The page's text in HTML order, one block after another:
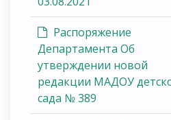
Распоряжение
Департамента Об
утверждении новой
редакции МАДОУ
сада № 389